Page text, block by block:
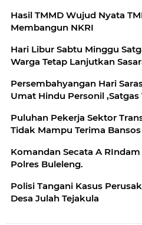
Hasil TMMD Wujud Nyata TMMD Dedikasi Terbaik
Membangun NKRI
Hari Libur Sabtu Minggu
Warga Tetap Lanjutkan
Persembahyangan Hari
Umat Hindu Personil
Puluhan Pekerja Sektor
Tidak Mampu Terima
Komandan Secata A
Polres Buleleng.
Polisi Tangani Kasus
Desa Julah Tejakula